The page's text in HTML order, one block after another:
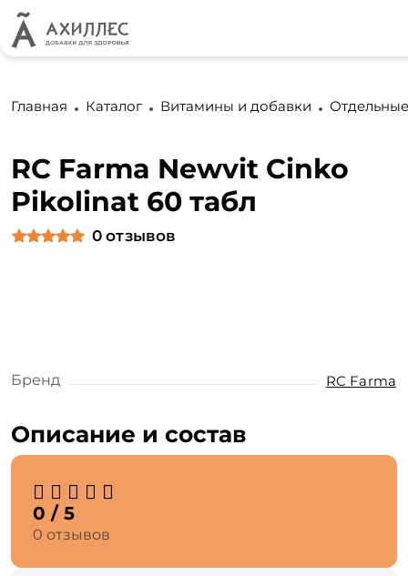
Главная Каталог Витамины и добавки
RC Farma Newvit Cinko
Pikolinat 60 табл
0 отзывов
Бренд RC Farma
Описание и состав
0 / 5
0 отзывов